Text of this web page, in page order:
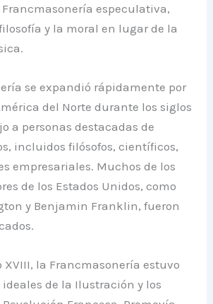
especulativa,
y la moral en lugar de la
se expandió rápidamente por
del Norte durante los siglos
a personas destacadas de
incluidos filósofos, científicos,
empresariales. Muchos de los
de los Estados Unidos, como
y Benjamin Franklin, fueron
XVIII, la Francmasonería estuvo
de la Ilustración y los